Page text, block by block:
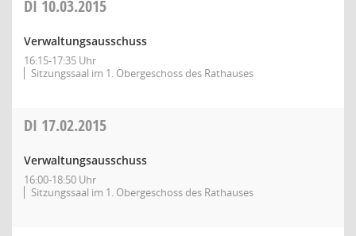
DI 10.03.2015
Verwaltungsausschuss
16:15-17:35 Uhr
Sitzungssaal im 1. Obergeschoss des Rathauses
DI 17.02.2015
Verwaltungsausschuss
16:00-18:50 Uhr
Sitzungssaal im 1. Obergeschoss des Rathauses